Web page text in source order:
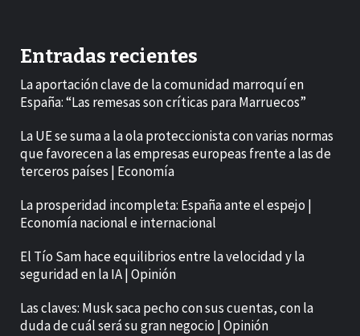
Entradas recientes
La aportación clave de la comunidad marroquí en
España: “Las remesas son críticas para Marruecos”
La UE se suma a la ola proteccionista con varias normas
que favorecen a las empresas europeas frente a las de
terceros países | Economía
La prosperidad incompleta: España ante el espejo |
Economía nacional e internacional
El Tío Sam hace equilibrios entre la velocidad y la
seguridad en la IA | Opinión
Las claves: Musk saca pecho con sus cuentas, con la
duda de cuál será su gran negocio | Opinión